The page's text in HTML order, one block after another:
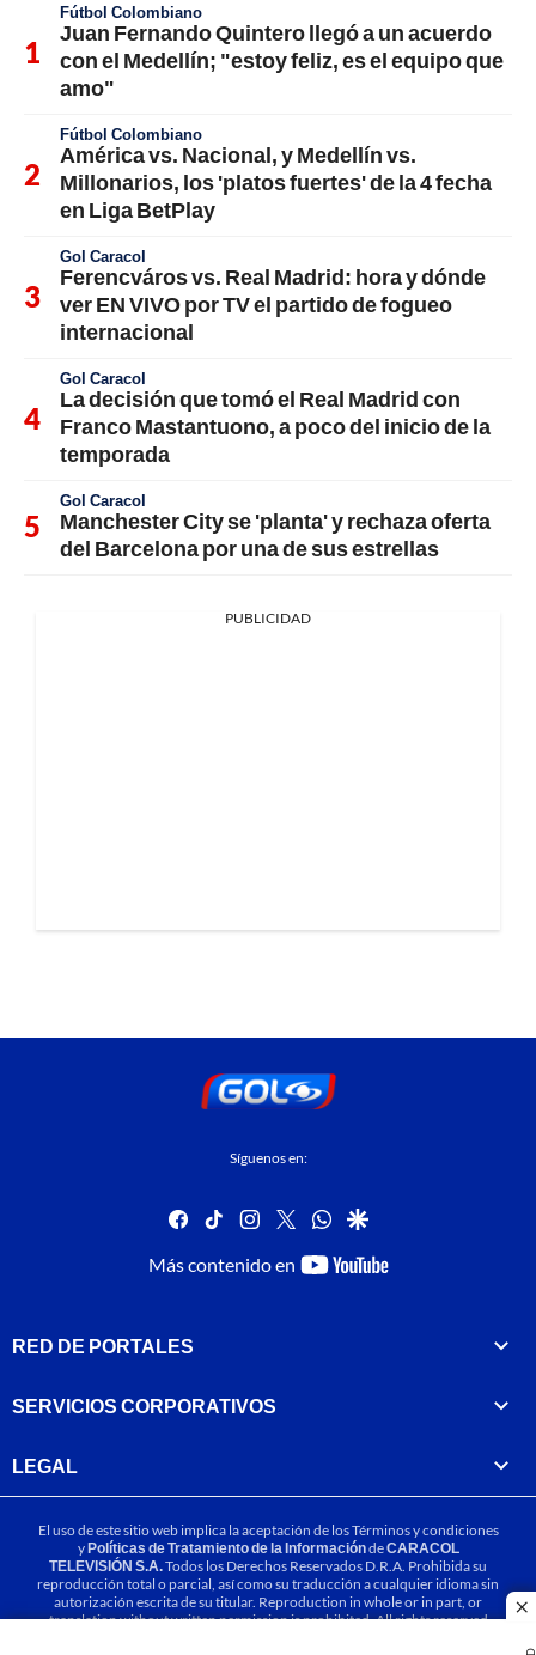
Fútbol Colombiano
Juan Fernando Quintero llegó a un acuerdo
con el Medellín; "estoy feliz, es el equipo que
amo"
Fútbol Colombiano
América vs. Nacional, y Medellín vs.
Millonarios, los 'platos fuertes' de la 4 fecha
en Liga BetPlay
Gol Caracol
Ferencváros vs. Real Madrid: hora y dónde
ver EN VIVO por TV el partido de fogueo
internacional
Gol Caracol
La decisión que tomó el Real Madrid con
Franco Mastantuono, a poco del inicio de la
temporada
Gol Caracol
Manchester City se 'planta' y rechaza oferta
del Barcelona por una de sus estrellas
PUBLICIDAD
Síguenos en:
facebook
tiktok instagram
twitterwhatsapp
google
Más contenido en
youtube-
RED DE PORTALES
SERVICIOS CORPORATIVOS
LEGAL
El uso de este sitio web implica la aceptación de losTérminos y condiciones
yPolíticas de Tratamiento de la InformacióndeCARACOL
TELEVISIÓN S.A.Todos los Derechos Reservados D.R.A. Prohibida su
reproducción total o parcial, así como su traducción a cualquier idioma sin
autorización escrita de su titular. Reproduction in whole or in part, or
translation without written permission is prohibited. All rights reserved